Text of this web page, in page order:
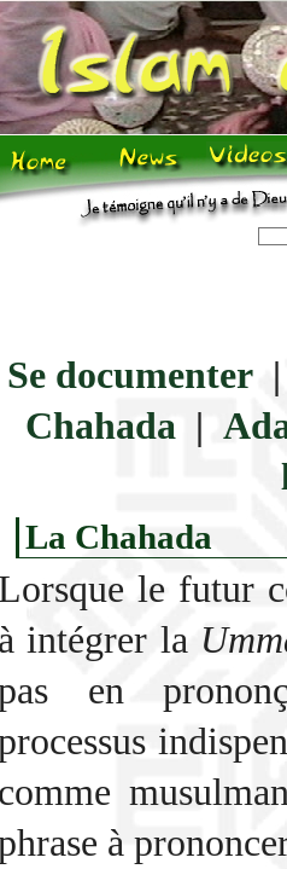
Se documenter
Chahada |
La Chahada
Lorsque le futur
à intégrer la
en
comme
à